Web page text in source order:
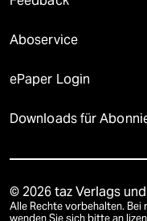
Aboservice
ePaper Login
Downloads für
© 2026 taz Verlags
Alle Rechte vorbehalten. Bei
wenden Sie sich bitte an